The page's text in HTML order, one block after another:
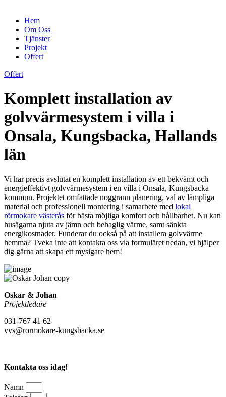
Hem
Om Oss
Tjänster
Projekt
Offert
Offert
Komplett installation av
golvvärmesystem i villa i
Onsala, Kungsbacka, Hallands
län
Vi har precis avslutat en komplett installation av ett bekvämt och
energieffektivt golvvärmesystem i en villa i Onsala, Kungsbacka
kommun. Projektet omfattade noggrann planering, val av lämpliga
material och professionell montering i samarbete med lokal
rörmokare västerås för bästa möjliga komfort och hållbarhet. Nu kan
husägarna njuta av jämn och behaglig värme, samt sänkta
energikostnader. Funderar du också på att installera golvvärme
hemma? Tveka inte att kontakta oss via formuläret nedan, vi hjälper
dig gärna att skapa ett mysigare hem!
Oskar & Johan
Projektledare
031-767 41 62
vvs@rormokare-kungsbacka.se
Kontakta oss idag!
Namn